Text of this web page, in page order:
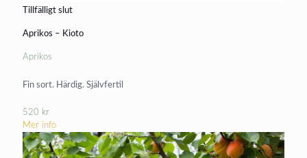
Tillfälligt slut
Aprikos – Kioto
Aprikos
Fin sort. Härdig. Självfertil
520 kr
Mer info